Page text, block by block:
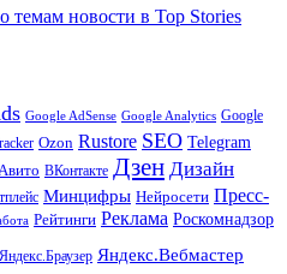
темам новости в Top Stories
Google AdSense Google Analytics Google
Ozon Rustore SEO Telegram
ВКонтакте Дзен Дизайн
Минцифры Нейросети Пресс-
Рейтинги Реклама Роскомнадзор
Яндекс.Браузер Яндекс.Вебмастер